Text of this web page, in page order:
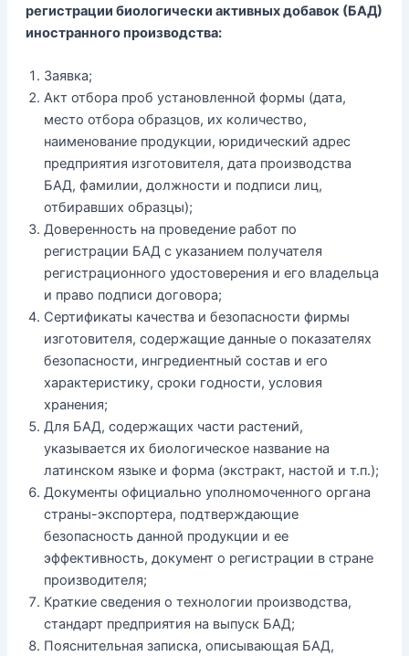
регистрации биологически активных добавок (БАД)
иностранного производства:
Заявка;
Акт отбора проб установленной формы (дата,
место отбора образцов, их количество,
наименование продукции, юридический адрес
предприятия изготовителя, дата производства
БАД, фамилии, должности и подписи лиц,
отбиравших образцы);
Доверенность на проведение работ по
регистрации БАД с указанием получателя
регистрационного удостоверения и его владельца
и право подписи договора;
Сертификаты качества и безопасности фирмы
изготовителя, содержащие данные о показателях
безопасности, ингредиентный состав и его
характеристику, сроки годности, условия
хранения;
Для БАД, содержащих части растений,
указывается их биологическое название на
латинском языке и форма (экстракт, настой и т.п.);
Документы официально уполномоченного органа
страны-экспортера, подтверждающие
безопасность данной продукции и ее
эффективность, документ о регистрации в стране
производителя;
Краткие сведения о технологии производства,
стандарт предприятия на выпуск БАД;
Пояснительная записка, описывающая БАД,